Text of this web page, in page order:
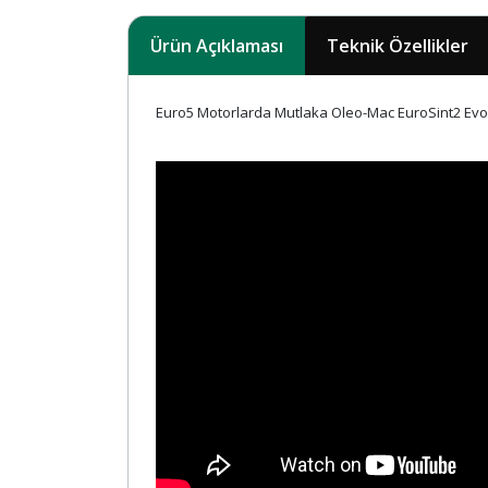
Ürün Açıklaması Teknik Özellikler
Euro5 Motorlarda Mutlaka Oleo-Mac EuroSint2 Evo